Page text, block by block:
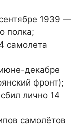
1939 —
полка;
самолета
декабре
фронт);
лично 14
самолётов